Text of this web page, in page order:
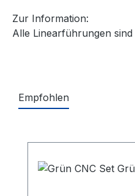
Zur Information:
Alle Linearführungen
Empfohlen